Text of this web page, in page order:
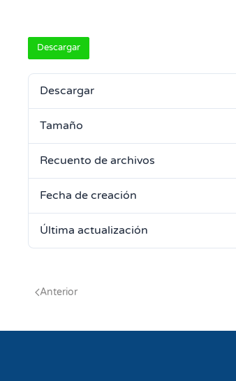
Descargar
Descargar
Tamaño
Recuento de archivos
Fecha de creación
Última actualización
Anterior